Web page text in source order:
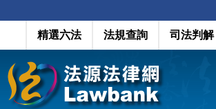
精選六法 法規查詢 司法判解